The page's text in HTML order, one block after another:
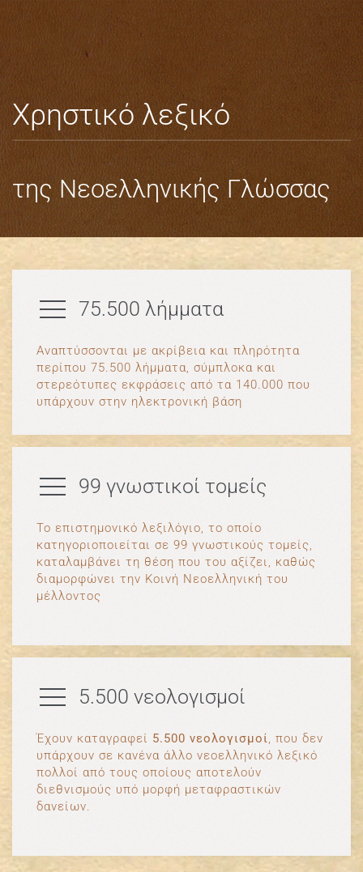
Skip to main content
Χρηστικό λεξικό
της Νεοελληνικής Γλώσσας
75.500 λήμματα
Aναπτύσσονται με ακρίβεια και πληρότητα
περίπου 75.500 λήμματα, σύμπλοκα και
στερεότυπες εκφράσεις από τα 140.000 που
υπάρχουν στην ηλεκτρονική βάση
99 γνωστικοί τομείς
Το επιστημονικό λεξιλόγιο, το οποίο
κατηγοριοποιείται σε 99 γνωστικούς τομείς,
καταλαμβάνει τη θέση που του αξίζει, καθώς
διαμορφώνει την Κοινή Νεοελληνική του
μέλλοντος
5.500 νεολογισμοί
Έχουν καταγραφεί 5.500 νεολογισμοί, που δεν
υπάρχουν σε κανένα άλλο νεοελληνικό λεξικό
πολλοί από τους οποίους αποτελούν
διεθνισμούς υπό μορφή μεταφραστικών
δανείων.